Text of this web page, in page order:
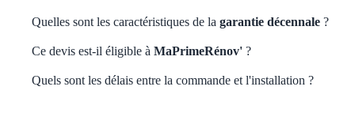
Quelles sont les caractéristiques de la garantie décennale ?
Ce devis est-il éligible à MaPrimeRénov' ?
Quels sont les délais entre la commande et l'installation ?